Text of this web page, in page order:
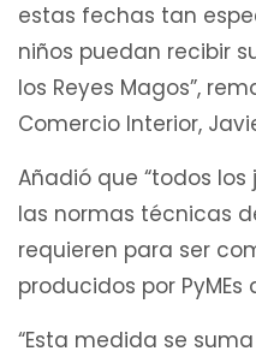
estas fechas tan
niños puedan recibir
los Reyes Magos”,
Comercio Interior,
Añadió que “todos
las normas técnicas
requieren para ser
producidos por PyMEs
“Esta medida se